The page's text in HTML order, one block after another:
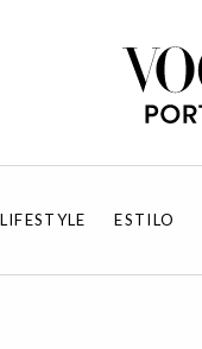
LIFESTYLE ESTILO